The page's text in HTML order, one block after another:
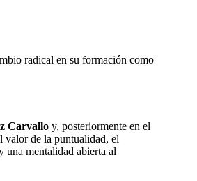
radical en su formación como
Carvallo y, posteriormente en el
valor de la puntualidad, el
una mentalidad abierta al